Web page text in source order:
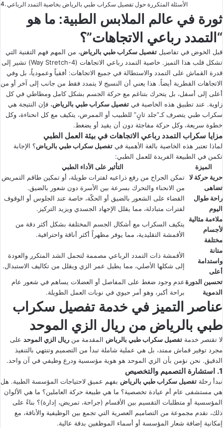
الأسئلة المتكررة حول تفصيل سكراب طبي بالرياض بخاصية التمدد الرباعي
ثورة في عالم الملابس الطبية: ما هو
“التمدد رباعي الاتجاهات”؟
قبل الخوض في تفاصيل تفصيل سكراب طبي بالرياض، من المهم فهم التقنية التي
تشكل قلب هذا التميز. خاصية التمدد رباعي الاتجاهات (4-Way Stretch) تشير إلى
قدرة القماش على التمدد والاستطالة في جميع الاتجاهات: أفقياً وعمودياً، بل وفي
الاتجاهات القطرية أيضاً. هذا يعني أن النسيج لا يتمدد فقط من جانب إلى آخر أو من
أعلى إلى أسفل، بل يتحرك بتناغم مع حركة الجسم بشكل كامل ومطاطي في كل
زاوية. عند تطبيق هذه الخاصية في تفصيل سكراب طبي بالرياض، فإن النتيجة هي
سكراب طبي يتصرف كـ”جلد ثانٍ” للطبيب أو الممرض، يتكيف مع كل انحناءة، وكل
خطوة سريعة، وكل حركة مفاجئة دون أن يقيد أو يضغط.
مزايا سكراب التمدد رباعي الاتجاهات في بيئة العمل الطبي
لماذا تعتبر هذه الخاصية بالغة الأهمية في تفصيل سكراب طبي بالرياض؟ الإجابة
تكمن في الطبيعة الفريدة للعمل الطبي:
الميزة
التأثير على الأداء الطبي
حرية حركة لا
تضاهى
تمكن الجراح من رفع ذراعيه لفترات طويلة، أو تمكين طاقم التمريض
من الانحناء والتحرك بسرعة بين الأسرة دون شعور بالضيق.
راحة طوال
اليوم
القضاء على الشعور بالضيق أو الحكّة، خاصة عند الجلوس أو الوقوف
لفترات متبادلة، مما يقلل الإجهاد الجسدي ويزيد التركيز.
ملاءمة مثالية
لأجسام
مختلفة
يتكيف السكراب مع أشكال الجسم المختلفة بشكل أكثر دقة من
الأقمشة التقليدية، مما يوفر مظهراً أكثر أناقة واحترافية.
متانة
واستدامة
أعلى
الأقمشة ذات التمدد الرباعي مصممة لتحمل الشد المتكرر والعودة
إلى شكلها الأصلي، مما يطيل عمر الزي ويقلل من تكاليف الاستبدال.
تحسين الدورة
الدموية
عدم وجود ضغط على المفاصل أو العضلات يساهم في شعور عام
براحة أكبر، وهو أمر حيوي في نوبات العمل الطويلة.
عناصر التميز في خدمة تفصيل سكراب
طبي بالرياض من ريال الزي الموحد
لا تقتصر خدمة تفصيل سكراب طبي بالرياض المقدمة من ريال الزي الموحد على
مجرد توفير قماش ممتد، بل هي عملية شاملة تبدأ من التصميم وتنتهي بالتنفيذ
الدقيق. نحن نؤمن بأن الزي الموحد هو هوية مؤسسية ودرع وظيفي في آن واحد.
1. استشارة التصميم والتخصيص
نبدأ رحلة تفصيل سكراب طبي بالرياض بفهم عميق لاحتياجات المؤسسة الطبية. هل
هي مستشفى عام أم عيادة تخصصية؟ ما هي طبيعة حركة العاملين؟ ما هي الألوان
المؤسسية أو متطلبات التقسيم بين الأقسام (جراحة، تمريض، إدارة)؟ بناءً على
ذلك، نقدم مجموعة من التصاميم العصرية التي تجمع بين الوظيفية والأناقة، مع
إمكانية إضافة شعار المؤسسة أو أسماء الموظفين بدقة عالية.